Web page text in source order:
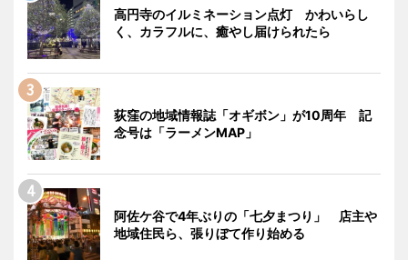
高円寺のイルミネーション点灯 かわいらし
く、カラフルに、癒やし届けられたら
荻窪の地域情報誌「オギボン」が10周年 記
念号は「ラーメンMAP」
阿佐ケ谷で4年ぶりの「七夕まつり」 店主や
地域住民ら、張りぼて作り始める